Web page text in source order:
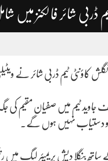
ڈربی شائر فالکنز میں
کاؤنٹی ٹیم ڈربی شائر نے
جاوید ٹیم میں صفیان
کو دستیاب نہیں ہوں گے۔
دیش پریمیئر لیگ میں